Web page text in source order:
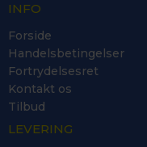
INFO
Forside
Handelsbetingelser
Fortrydelsesret
Kontakt os
Tilbud
LEVERING